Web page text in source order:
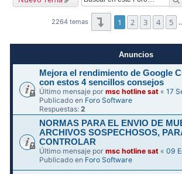
2264 temas Página1de74
1 2 3 4 5
Anuncios
Mejora el rendimiento de Google
con estos 4 sencillos consejos
Último mensaje pormsc hotline sat «17
Publicado en Foro Software
Respuestas:2
NORMAS PARA EL ENVIO DE
ARCHIVOS SOSPECHOSOS,
CONTROLAR
Último mensaje pormsc hotline sat «09
Publicado en Foro Software